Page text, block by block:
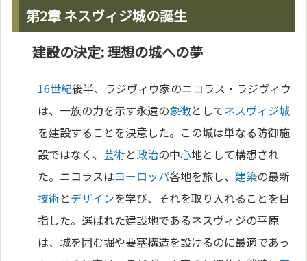
第2章 ネスヴィジ城の誕生
建設の決定: 理想の城への夢
16世紀後半、ラジヴィウ家のニコラス・ラジヴィウ
は、一族の力を示す永遠の象徴としてネスヴィジ城
を建設することを決意した。この城は単なる防御施
設ではなく、芸術と政治の中心地として構想され
た。ニコラスはヨーロッパ各地を旅し、建築の最新
技術とデザインを学び、それを取り入れることを目
指した。選ばれた建設地であるネスヴィジの平原
は、城を囲む堀や要塞構造を設けるのに最適であっ